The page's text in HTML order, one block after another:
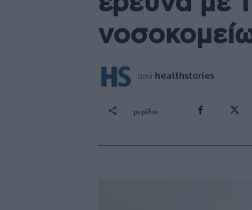
από healthstories
μερίδιο